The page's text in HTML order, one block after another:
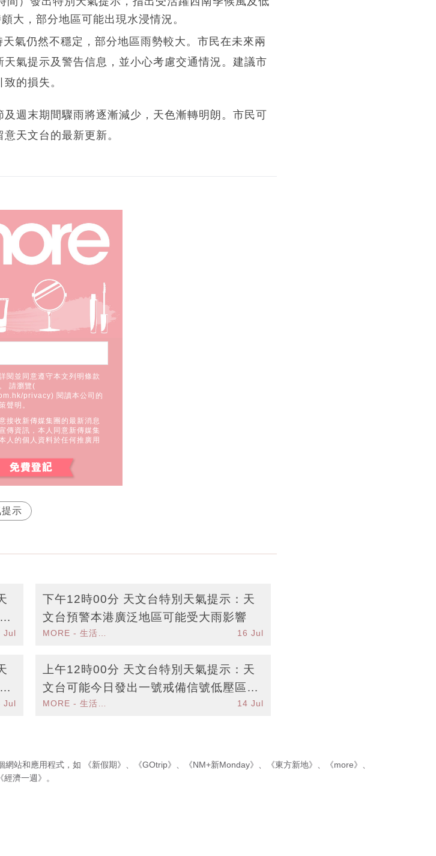
大，部分地區可能出現水浸情況。
氣仍然不穩定，部分地區雨勢較大。市民在未來兩
氣提示及警告信息，並小心考慮交通情況。建議市
的損失。
週末期間驟雨將逐漸減少，天色漸轉明朗。市民可
天文台的最新更新。
閱並同意遵守本文列明條款
請瀏覽(
privacy) 閱讀本公司的
聲明。
接收新傳媒集團的最新消息
傳資訊，本人同意新傳媒集
人的個人資料於任何推廣用
示
Jul
下午12時00分 天文台特別天氣提示：天
文台預警本港廣泛地區可能受大雨影響
16 Jul
Jul
上午12時00分 天文台特別天氣提示：天
文台可能今日發出一號戒備信號低壓區接
近本港
MORE - 生活品味 14 Jul
網站和應用程式，如 《新假期》 、 《GOtrip》 、 《NM+新Monday》 、 《東方新地》 、 《more》 、
《經濟一週》 。